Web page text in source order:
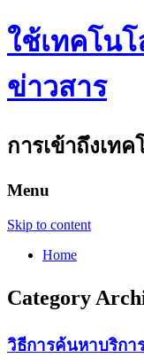
ใช้เทคโน
ข่าวสาร
การเข้าถึงเท
Menu
Skip to content
Home
Category
วิธีการค้นหาบริกา